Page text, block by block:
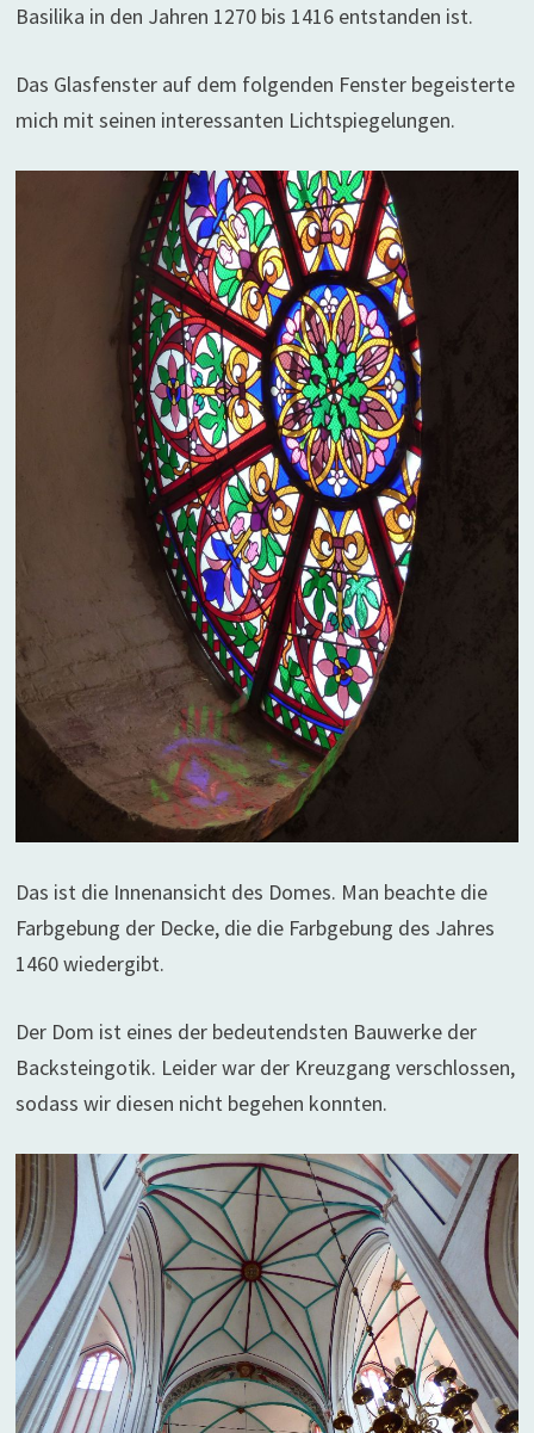
Basilika in den Jahren 1270 bis 1416 entstanden ist.
Das Glasfenster auf dem folgenden Fenster begeisterte
mich mit seinen interessanten Lichtspiegelungen.
Das ist die Innenansicht des Domes. Man beachte die
Farbgebung der Decke, die die Farbgebung des Jahres
1460 wiedergibt.
Der Dom ist eines der bedeutendsten Bauwerke der
Backsteingotik. Leider war der Kreuzgang verschlossen,
sodass wir diesen nicht begehen konnten.